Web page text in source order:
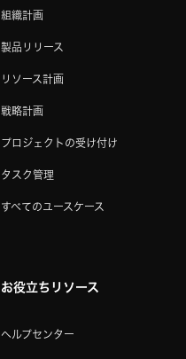
組織計画
製品リリース
リソース計画
戦略計画
プロジェクトの受け付け
タスク管理
すべてのユースケース
お役立ちリソース
ヘルプセンター